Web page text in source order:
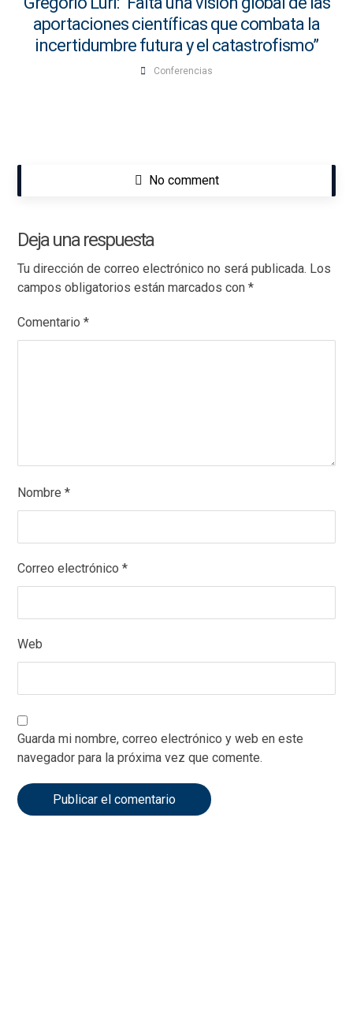
aportaciones científicas que combata la
incertidumbre futura y el catastrofismo”
Conferencias
No comment
Deja una respuesta
Tu dirección de correo electrónico no será publicada. Los
campos obligatorios están marcados con*
Comentario*
Nombre*
Correo electrónico*
Web
Guarda mi nombre, correo electrónico y web en este
navegador para la próxima vez que comente.